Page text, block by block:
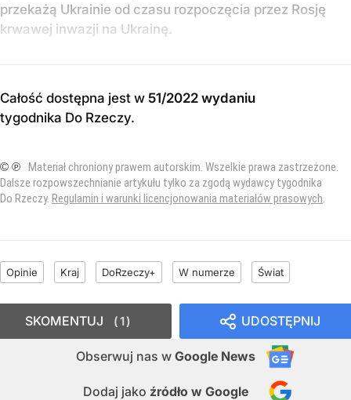
przekażą Ukrainie od czasu rozpoczęcia przez Rosję
krwawej inwazji na Ukrainę.
Całość dostępna jest w 51/2022 wydaniu
tygodnika Do Rzeczy.
© ℗ Materiał chroniony prawem autorskim. Wszelkie prawa zastrzeżone.
Dalsze rozpowszechnianie artykułu tylko za zgodą wydawcy tygodnika
Do Rzeczy. Regulamin i warunki licencjonowania materiałów prasowych.
Opinie Kraj DoRzeczy+ W numerze Świat
UDOSTĘPNIJ
Obserwuj nas w Google News
Dodaj jako źródło w Google
SKOMENTUJ 1